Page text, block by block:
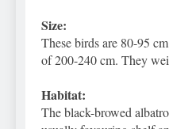
Size:
These birds are 80-95
of 200-240 cm. They
Habitat:
The black-browed